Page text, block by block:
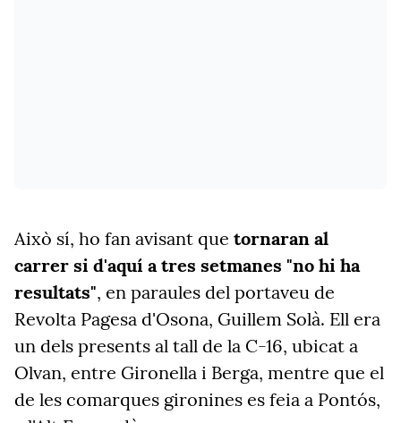
Això sí, ho fan avisant que tornaran al
carrer si d'aquí a tres setmanes "no hi ha
resultats", en paraules del portaveu de
Revolta Pagesa d'Osona, Guillem Solà. Ell era
un dels presents al tall de la C-16, ubicat a
Olvan, entre Gironella i Berga, mentre que el
de les comarques gironines es feia a Pontós,